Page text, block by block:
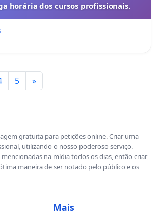
horária dos cursos profissionais.
5 »
gratuita para petições online. Criar uma
utilizando o nosso poderoso serviço.
mencionadas na mídia todos os dias, então criar
maneira de ser notado pelo público e os
Mais